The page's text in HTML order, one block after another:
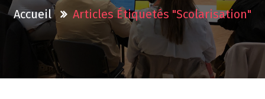
Accueil Articles Étiquetés "scolarisation"